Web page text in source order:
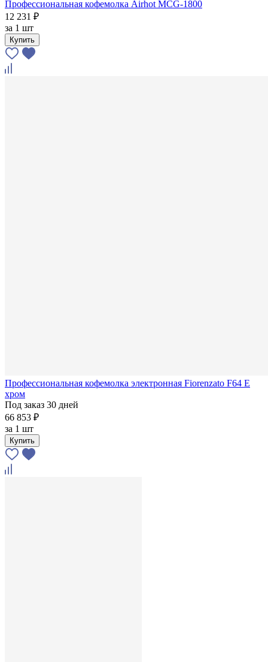
Профессиональная кофемолка Airhot MCG-1800
12 231 ₽
за 1 шт
Купить
Профессиональная кофемолка электронная Fiorenzato F64 E
хром
Под заказ 30 дней
66 853 ₽
за 1 шт
Купить